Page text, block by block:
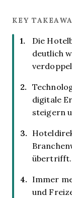
KEY
Die
deutlich
digitale
steigern
übertrifft.
Immer
und